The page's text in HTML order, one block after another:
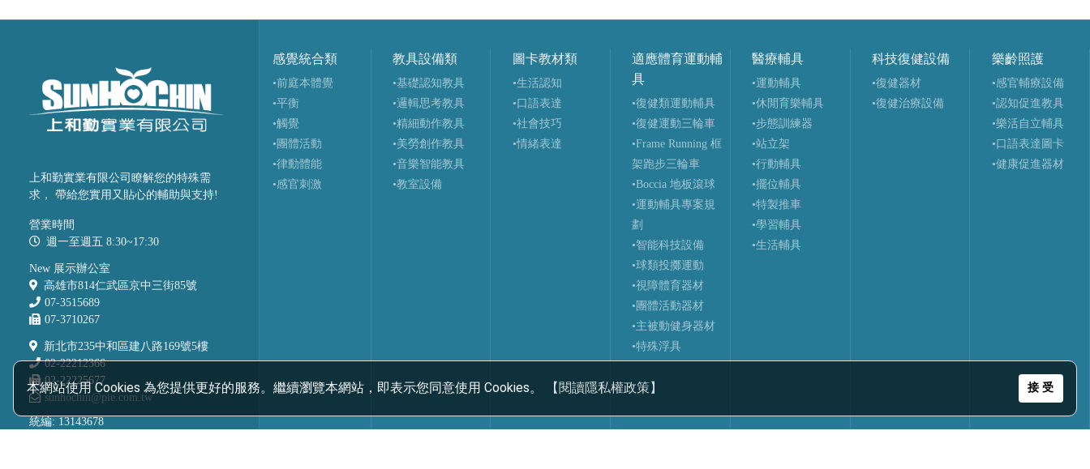
本網站使用 Cookies 為您提供更好的服務。繼續瀏覽本網站，即表示您同意使用 Cookies。 【閱讀隱私權政策】 接 受
上和勤實業有限公司瞭解您的特殊需
求， 帶給您實用又貼心的輔助與支持!
營業時間
週一至週五 8:30~17:30
New 展示辦公室
高雄市814仁武區京中三街85號
07-3515689
07-3710267
新北市235中和區建八路169號5樓
02-22212366
02-22225677
sunhochin@pie.com.tw
統編: 13143678
感覺統合類
•前庭本體覺
•平衡
•觸覺
•團體活動
•律動體能
•感官刺激
教具設備類
•基礎認知教具
•邏輯思考教具
•精細動作教具
•美勞創作教具
•音樂智能教具
•教室設備
圖卡教材類
•生活認知
•口語表達
•社會技巧
•情緒表達
適應體育運動輔
具
•復健類運動輔具
•復健運動三輪車
•Frame Running 框
架跑步三輪車
•Boccia 地板滾球
•運動輔具專案規
劃
•智能科技設備
•球類投擲運動
•視障體育器材
•團體活動器材
•主被動健身器材
•特殊浮具
醫療輔具
•運動輔具
•休閒育樂輔具
•步態訓練器
•站立架
•行動輔具
•擺位輔具
•特製推車
•學習輔具
•生活輔具
科技復健設備
•復健器材
•復健治療設備
樂齡照護
•感官輔療設備
•認知促進教具
•樂活自立輔具
•口語表達圖卡
•健康促進器材